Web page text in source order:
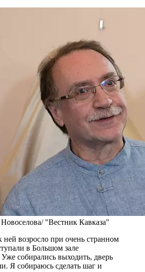
"Вестник Кавказа"
возросло при очень странном
в Большом зале
собирались выходить, дверь
Я собираюсь сделать шаг и